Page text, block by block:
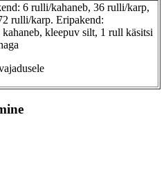
6 rulli/kahaneb, 36 rulli/karp,
rulli/karp. Eripakend:
kleepuv silt, 1 rull käsitsi